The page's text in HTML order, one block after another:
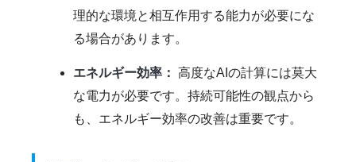
理的な環境と相互作用する能力が必要にな
る場合があります。
エネルギー効率： 高度なAIの計算には莫大
な電力が必要です。持続可能性の観点から
も、エネルギー効率の改善は重要です。